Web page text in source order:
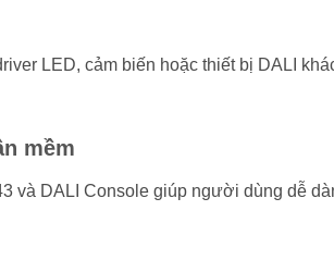
LED, cảm biến hoặc thiết bị DALI
mềm
và DALI Console giúp người dùng dễ